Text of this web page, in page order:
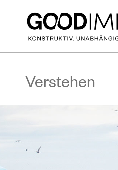
Verstehen